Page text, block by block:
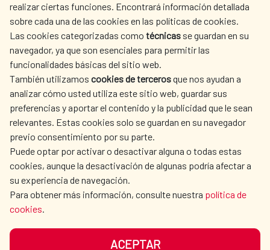
realizar ciertas funciones. Encontrará información detallada
sobre cada una de las cookies en las políticas de cookies.
Las cookies categorizadas como técnicas se guardan en su
navegador, ya que son esenciales para permitir las
funcionalidades básicas del sitio web.
También utilizamos cookies de tercerosque nos ayudan a
analizar cómo usted utiliza este sitio web, guardar sus
preferencias y aportar el contenido y la publicidad que le sean
relevantes. Estas cookies solo se guardan en su navegador
previo consentimiento por su parte.
Puede optar por activar o desactivar alguna o todas estas
cookies, aunque la desactivación de algunas podría afectar a
su experiencia de navegación.
Para obtener más información, consulte nuestra política de
cookies.
ACEPTAR
AECID
WHERE DO WE COOPERATE?
SPANISH HUMANITARIAN
ACTION
PRESS ROOM
CULTURE AND SCIENCE LIBRARY
OUR SOCIAL MEDIA